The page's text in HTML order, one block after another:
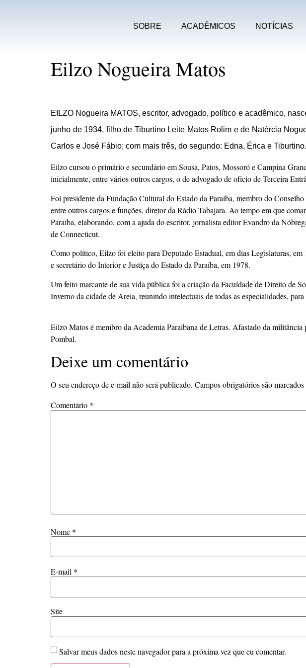
SOBRE ACADÊMICOS NOTÍCIAS
Eilzo Nogueira Matos
EILZO Nogueira MATOS, escritor, advogado, político e acadêmico,
junho de 1934, filho de Tiburtino Leite Matos Rolim e de Natércia
Carlos e José Fábio; com mais três, do segundo: Edna, Érica e Tiburtino.
Eilzo cursou o primário e secundário em Sousa, Patos, Mossoró e Campina
inicialmente, entre vários outros cargos, o de advogado de ofício de Terceira
Foi presidente da Fundação Cultural do Estado da Paraíba, membro do
entre outros cargos e funções, diretor da Rádio Tabajara. Ao tempo em que
Paraíba, elaborando, com a ajuda do escritor, jornalista editor Evandro da
de Connecticut.
Como político, Eilzo foi eleito para Deputado Estadual, em dias Legislaturas,
e secretário do Interior e Justiça do Estado da Paraíba, em 1978.
Um feito marcante de sua vida pública foi a criação da Faculdade de Direito de
Inverno da cidade de Areia, reunindo intelectuais de todas as especialidades,
Eilzo Matos é membro da Academia Paraibana de Letras. Afastado da
Pombal.
Deixe um comentário
O seu endereço de e-mail não será publicado. Campos obrigatórios são
Comentário *
Nome *
E-mail *
Site
Salvar meus dados neste navegador para a próxima vez que eu comentar.